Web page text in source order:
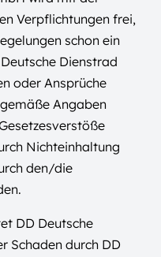
Verpflichtungen frei,
schon ein
Dienstrad
oder Ansprüche
Angaben
Nichteinhaltung
den/die
DD Deutsche
Schaden durch DD